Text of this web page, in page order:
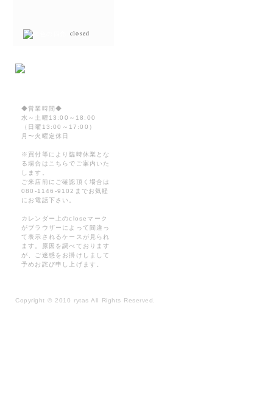
closed
◆営業時間◆
水～土曜13:00～18:00
（日曜13:00～17:00）
月〜火曜定休日
※買付等により臨時休業とな
る場合はこちらでご案内いた
します。
ご来店前にご確認頂く場合は
080-1146-9102までお気軽
にお電話下さい。
カレンダー上のcloseマーク
がブラウザーによって間違っ
て表示されるケースが見られ
ます。原因を調べております
が、ご迷惑をお掛けしまして
予めお詫び申し上げます。
Copyright© 2010 rytas All Rights Reserved.